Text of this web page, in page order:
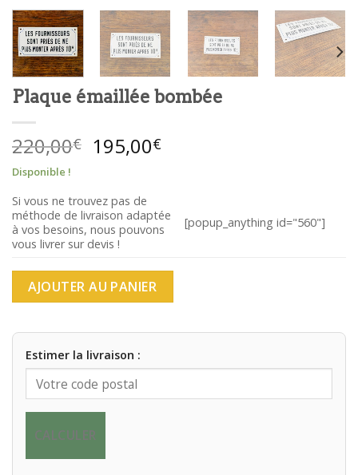
Plaque émaillée bombée
220,00€ Le
prix
était :
220,00€.
195,00€
195,00€.
Disponible !
Si vous ne trouvez pas de
méthode de livraison adaptée
à vos besoins, nous pouvons
vous livrer sur devis !
[popup_anything id="560"]
AJOUTER AU PANIER
Estimer la livraison :
CALCULER